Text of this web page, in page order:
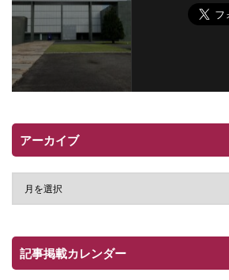
アーカイブ
記事掲載カレンダー